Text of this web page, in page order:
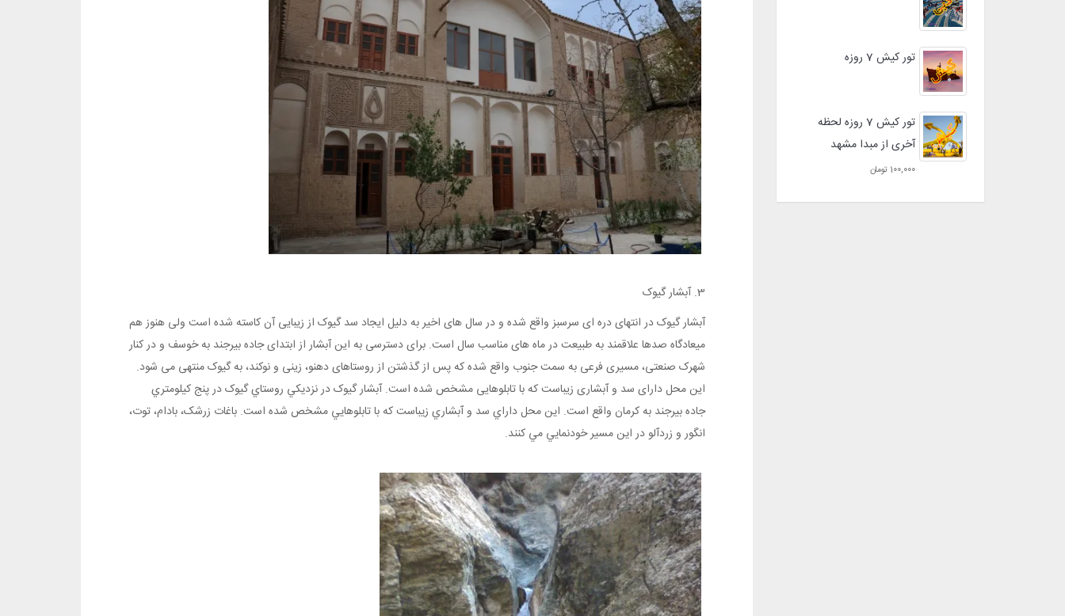
تور کیش 7 روزه
تور کیش 7 روزه لحظه
آخری از مبدا مشهد
100,000 تومان
3. آبشار گیوک
آبشار گیوک در انتهای دره ای سرسبز واقع شده و در سال های اخیر به دلیل ایجاد سد گیوک از زیبایی آن کاسته شده است ولی هنوز هم
میعادگاه صدها علاقمند به طبیعت در ماه های مناسب سال است. برای دسترسی به این آبشار از ابتدای جاده بیرجند به خوسف و در کنار
شهرک صنعتی، مسیری فرعی به سمت جنوب واقع شده که پس از گذشتن از روستاهای دهنو، زینی و نوکند، به گیوک منتهی می شود.
این محل دارای سد و آبشاری زیباست که با تابلوهایی مشخص شده است. آبشار گيوک در نزديکي روستاي گيوک در پنج کيلومتري
جاده بيرجند به کرمان واقع است. اين محل داراي سد و آبشاري زيباست که با تابلوهايي مشخص شده است. باغات زرشک، بادام، توت،
انگور و زردآلو در اين مسير خودنمايي مي کنند.